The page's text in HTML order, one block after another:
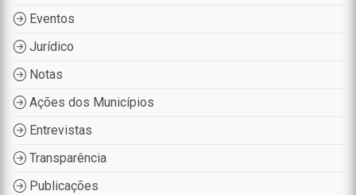
Eventos
Jurídico
Notas
Ações dos Municípios
Entrevistas
Transparência
Publicações